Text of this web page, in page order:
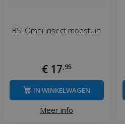
BSI Omni insect moestuin
€ 17 95
Meer info
IN WINKELWAGEN